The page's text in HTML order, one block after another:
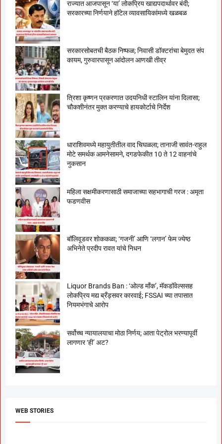
राज्यात आजपासून ‘या’ लोकप्रिय खाद्यपदार्थावर बंदी;
सरकारच्या निर्णयाने हॉटेल व्यावसायिकांमध्ये खळबळ
सरकारसोबतची बैठक निष्फळ; निवासी डॉक्टरांचा बेमुदत संप
कायम, गुरुवारपासून आंदोलन आणखी तीव्र
त्रिशा कृष्णन प्रकरणात उदयनिधी स्टालिन यांना दिलासा;
चौकशीनंतर मुक्त करण्याचे हायकोर्टाचे निर्देश
धाराशिवमध्ये महायुतीतील वाद चिघळला; तानाजी सावंत-राहुल
मोटे समर्थक आमनेसामने, दगडफेकीत 10 ते 12 वाहनांचे
नुकसान
महिला सक्षमीकरणासाठी समाजाच्या सहभागाची गरज : अमृता
फडणवीस
बॉलिवूडवर शोककळा; ‘गजनी’ आणि ‘लगान’ फेम ज्येष्ठ
अभिनेते प्रदीप रावत यांचे निधन
Liquor Brands Ban : ‘ओल्ड मॉंक’, मॅकडॉवेल्ससह
लोकप्रिय मद्य ब्रँड्सवर कारवाई; FSSAI च्या तपासात
नियमभंगाचे आरोप
सर्वोच्च न्यायालयाचा मोठा निर्णय; आता पेट्रोल भरण्यापूर्वी
लागणार ‘ही’ अट?
WEB STORIES